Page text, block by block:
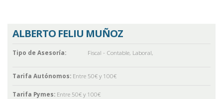
ALBERTO FELIU MUÑOZ
Tipo de Asesoría: Fiscal - Contable, Laboral,
Tarifa Autónomos: Entre 50€ y 100€
Tarifa Pymes: Entre 50€ y 100€